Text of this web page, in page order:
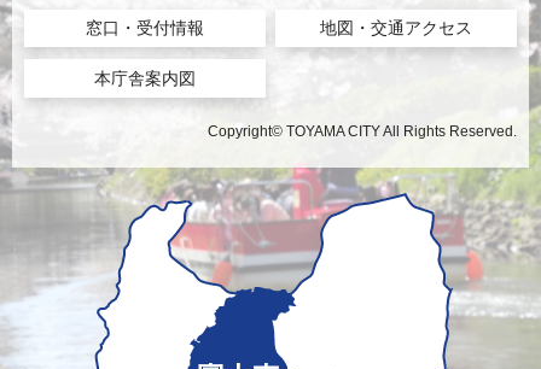
窓口・受付情報 地図・交通アクセス
本庁舎案内図
Copyright© TOYAMA CITY All Rights Reserved.